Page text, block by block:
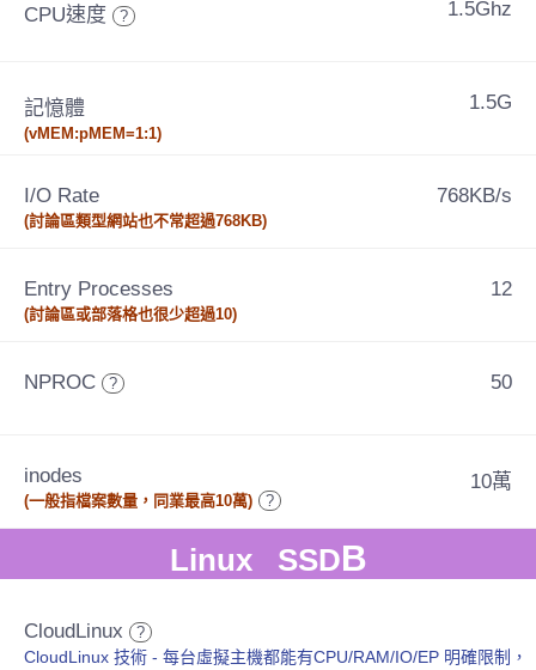
CPU速度 ? 1.5Ghz
記憶體
(vMEM:pMEM=1:1)
1.5G
I/O Rate
(討論區類型網站也不常超過768KB)
768KB/s
Entry Processes
(討論區或部落格也很少超過10)
12
NPROC ? 50
inodes
(一般指檔案數量，同業最高10萬) ?
10萬
Linux SSDB
CloudLinux ?
CloudLinux 技術 - 每台虛擬主機都能有CPU/RAM/IO/EP 明確限制，